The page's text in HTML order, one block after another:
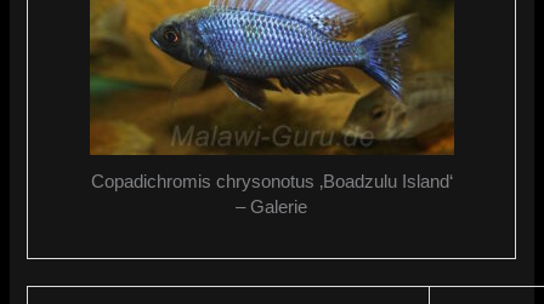
Copadichromis chrysonotus ‚Boadzulu Island‘
– Galerie